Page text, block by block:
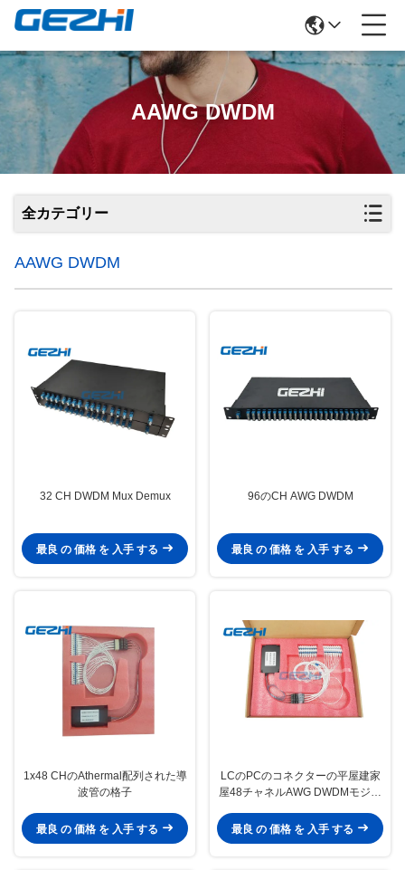
AAWG DWDM
全カテゴリー
AAWG DWDM
32 CH DWDM Mux Demux
最良 の 価格 を 入手 する
96のCH AWG DWDM
最良 の 価格 を 入手 する
1x48 CHのAthermal配列された導
波管の格子
最良 の 価格 を 入手 する
LCのPCのコネクターの平屋建家
屋48チャネルAWG DWDMモジュ
最良 の 価格 を 入手 する